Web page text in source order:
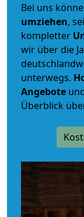
Bei uns
umziehen,
kompletter
wir über die
unterwegs.
Angebote
Überblick